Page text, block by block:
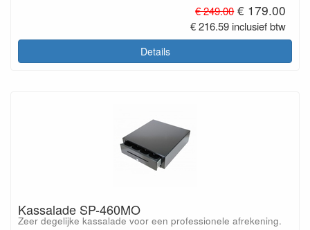
€ 249.00 € 179.00
€ 216.59 inclusief btw
Details
Kassalade SP-460MO
Zeer degelijke kassalade voor een professionele afrekening.